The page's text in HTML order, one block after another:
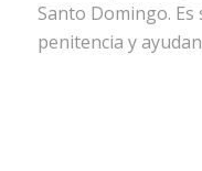
Santo Domingo.
penitencia y